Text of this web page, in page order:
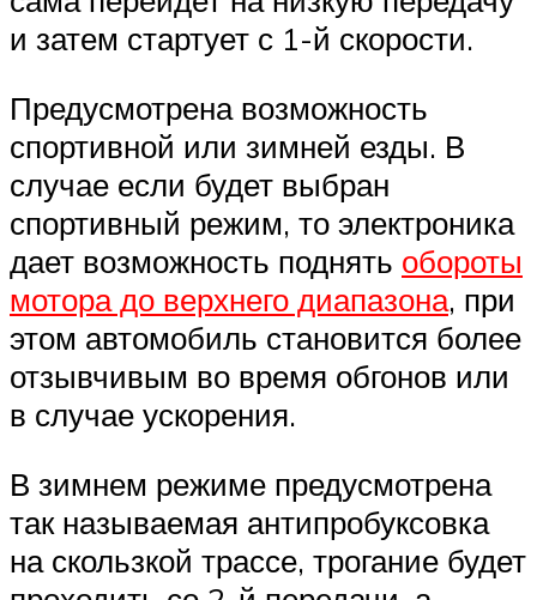
и затем стартует с 1-й скорости.
Предусмотрена возможность
спортивной или зимней езды. В
случае если будет выбран
спортивный режим, то электроника
дает возможность поднять обороты
мотора до верхнего диапазона, при
этом автомобиль становится более
отзывчивым во время обгонов или
в случае ускорения.
В зимнем режиме предусмотрена
так называемая антипробуксовка
на скользкой трассе, трогание будет